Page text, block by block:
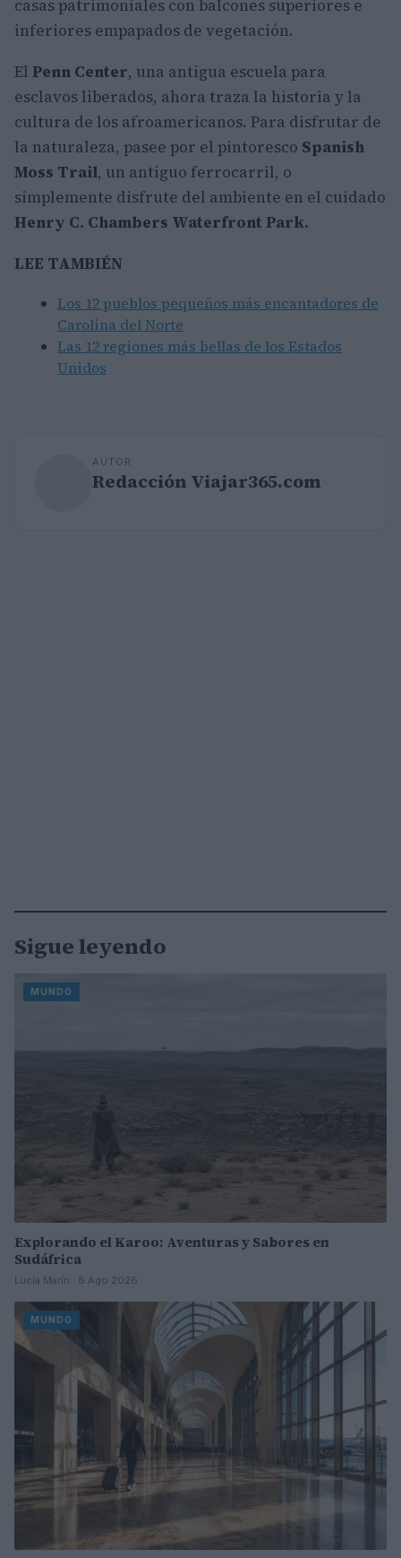
casas patrimoniales con balcones superiores e
inferiores empapados de vegetación.
El Penn Center, una antigua escuela para
esclavos liberados, ahora traza la historia y la
cultura de los afroamericanos. Para disfrutar de
la naturaleza, pasee por el pintoresco Spanish
Moss Trail, un antiguo ferrocarril, o
simplemente disfrute del ambiente en el cuidado
Henry C. Chambers Waterfront Park.
LEE TAMBIÉN
Los 12 pueblos pequeños más encantadores de
Carolina del Norte
Las 12 regiones más bellas de los Estados
Unidos
AUTOR
Redacción Viajar365.com
Sigue leyendo
MUNDO
Explorando el Karoo: Aventuras y Sabores en
Sudáfrica
Lucía Marín · 8 Ago 2026
MUNDO